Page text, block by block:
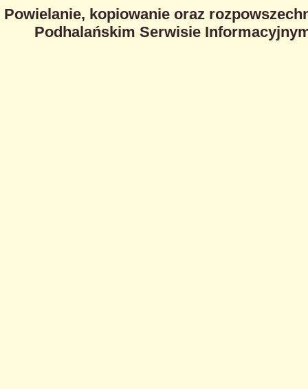
Powielanie, kopiowanie oraz
Podhalańskim Serwisie